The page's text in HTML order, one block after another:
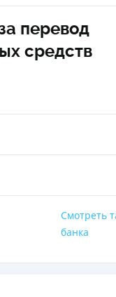
перевод
средств
Смотреть
банка